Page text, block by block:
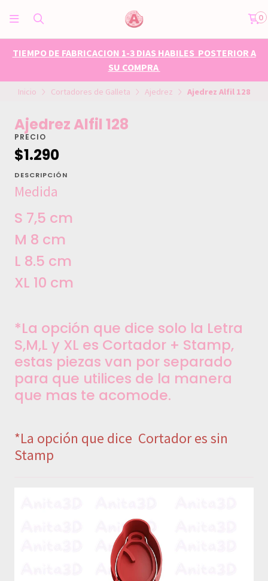
0
TIEMPO DE FABRICACION 1-3 DIAS HABILES POSTERIOR A
SU COMPRA
Inicio Cortadores de Galleta Ajedrez Ajedrez Alfil 128
Ajedrez Alfil 128
PRECIO
$1.290
DESCRIPCIÓN
Medida
S 7,5 cm
M 8 cm
L 8.5 cm
XL 10 cm
*La opción que dice solo la Letra
S,M,L y XL es Cortador + Stamp,
estas piezas van por separado
para que utilices de la manera
que mas te acomode.
*La opción que dice Cortador es sin
Stamp